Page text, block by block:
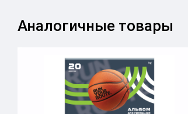
Аналогичные товары